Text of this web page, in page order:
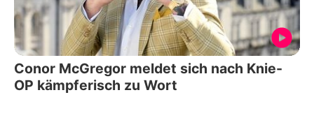
Conor McGregor meldet sich nach Knie-
OP kämpferisch zu Wort